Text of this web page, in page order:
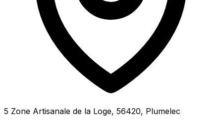
5 Zone Artisanale de la Loge, 56420, Plumelec